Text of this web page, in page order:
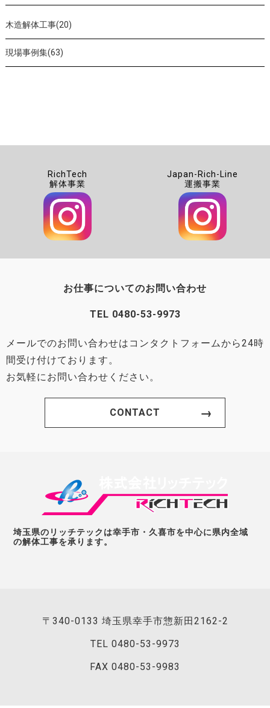
木造解体工事(20)
現場事例集(63)
RichTech
解体事業
Japan-Rich-Line
運搬事業
お仕事についてのお問い合わせ
TEL 0480-53-9973
メールでのお問い合わせはコンタクトフォームから24時
間受け付けております。
お気軽にお問い合わせください。
CONTACT
埼玉県のリッチテックは幸手市・久喜市を中心に県内全域
の解体工事を承ります。
〒340-0133 埼玉県幸手市惣新田2162-2
TEL 0480-53-9973
FAX 0480-53-9983